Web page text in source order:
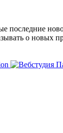
последние
о